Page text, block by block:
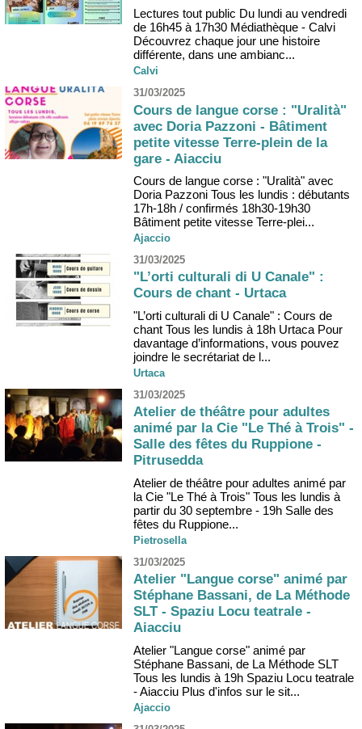
Lectures tout public Du lundi au vendredi
de 16h45 à 17h30 Médiathèque - Calvi
Découvrez chaque jour une histoire
différente, dans une ambianc...
Calvi
31/03/2025
Cours de langue corse : "Uralità"
avec Doria Pazzoni - Bâtiment
petite vitesse Terre-plein de la
gare - Aiacciu
Cours de langue corse : "Uralità" avec
Doria Pazzoni Tous les lundis : débutants
17h-18h / confirmés 18h30-19h30
Bâtiment petite vitesse Terre-plei...
Ajaccio
31/03/2025
"L’orti culturali di U Canale" :
Cours de chant - Urtaca
"L’orti culturali di U Canale" : Cours de
chant Tous les lundis à 18h Urtaca Pour
davantage d’informations, vous pouvez
joindre le secrétariat de l...
Urtaca
31/03/2025
Atelier de théâtre pour adultes
animé par la Cie "Le Thé à Trois" -
Salle des fêtes du Ruppione -
Pitrusedda
Atelier de théâtre pour adultes animé par
la Cie "Le Thé à Trois" Tous les lundis à
partir du 30 septembre - 19h Salle des
fêtes du Ruppione...
Pietrosella
31/03/2025
Atelier "Langue corse" animé par
Stéphane Bassani, de La Méthode
SLT - Spaziu Locu teatrale -
Aiacciu
Atelier "Langue corse" animé par
Stéphane Bassani, de La Méthode SLT
Tous les lundis à 19h Spaziu Locu teatrale
- Aiacciu Plus d'infos sur le sit...
Ajaccio